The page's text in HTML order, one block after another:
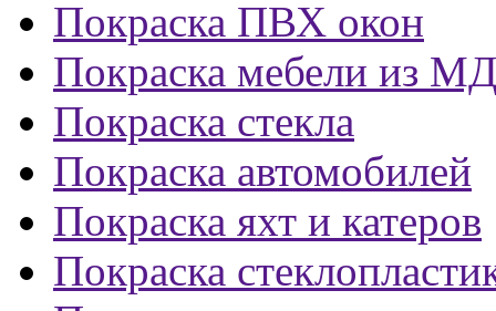
Покраска ПВХ окон
Покраска мебели из
Покраска стекла
Покраска автомобилей
Покраска яхт и катеров
Покраска